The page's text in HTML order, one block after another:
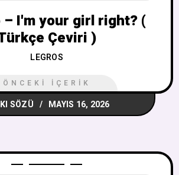
– I'm your girl right? (
Çeviri )
LEGROS
ÖNCEKI İÇERIK
SÖZÜ MAYIS 16, 2026